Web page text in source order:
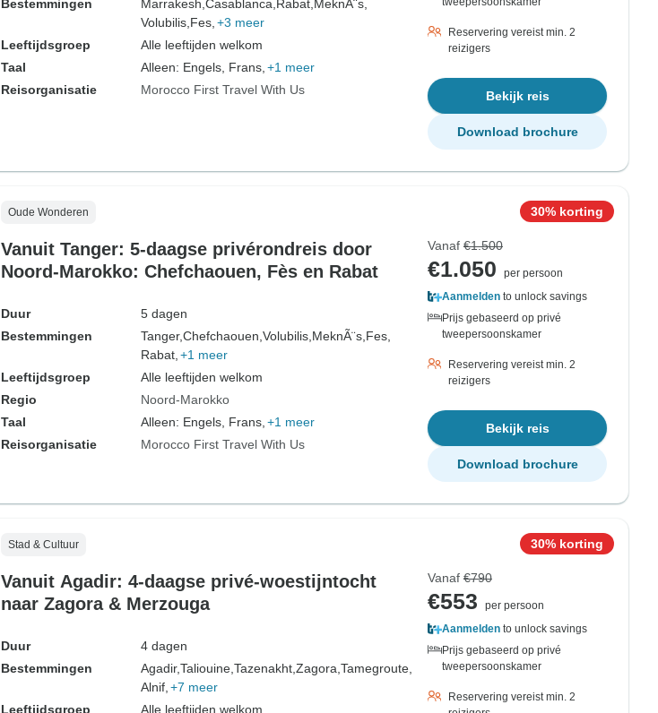
Bestemmingen
Marrakesh, Casablanca, Rabat, MeknÃ¨s,
Volubilis, Fes, +3 meer
Leeftijdsgroep
Alle leeftijden welkom
Taal
Alleen: Engels, Frans, +1 meer
Reisorganisatie
Morocco First Travel With Us
Reservering vereist min. 2
reizigers
Bekijk reis
Download brochure
Oude Wonderen
Vanuit Tanger: 5-daagse privérondreis door
Noord-Marokko: Chefchaouen, Fès en Rabat
Duur
5 dagen
Bestemmingen
Tanger,Chefchaouen, Volubilis, MeknÃ¨s, Fes,
Rabat, +1 meer
Leeftijdsgroep
Alle leeftijden welkom
Regio
Noord-Marokko
Taal
Alleen: Engels, Frans, +1 meer
Reisorganisatie
Morocco First Travel With Us
30% korting
Vanaf €1.500
€1.050
per persoon
Aanmelden to unlock savings
Prijs gebaseerd op privé
tweepersoonskamer
Reservering vereist min. 2
reizigers
Bekijk reis
Download brochure
Stad & Cultuur
Vanuit Agadir: 4-daagse privé-woestijntocht
naar Zagora & Merzouga
Duur
4 dagen
Bestemmingen
Agadir,Taliouine, Tazenakht, Zagora, Tamegroute,
Alnif, +7 meer
Leeftijdsgroep
Alle leeftijden welkom
30% korting
Vanaf €790
€553
per persoon
Aanmelden to unlock savings
Prijs gebaseerd op privé
tweepersoonskamer
Reservering vereist min. 2